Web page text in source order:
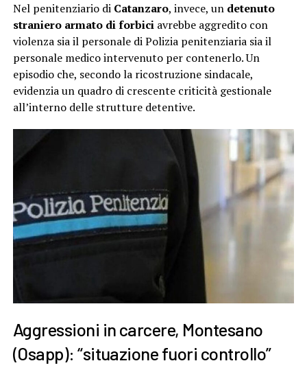
Nel penitenziario di Catanzaro, invece, un detenuto
straniero armato di forbiciavrebbe aggredito con
violenza sia il personale di Polizia penitenziaria sia il
personale medico intervenuto per contenerlo. Un
episodio che, secondo la ricostruzione sindacale,
evidenzia un quadro di crescente criticità gestionale
all’interno delle strutture detentive.
Aggressioni in carcere, Montesano
(Osapp): “situazione fuori controllo”